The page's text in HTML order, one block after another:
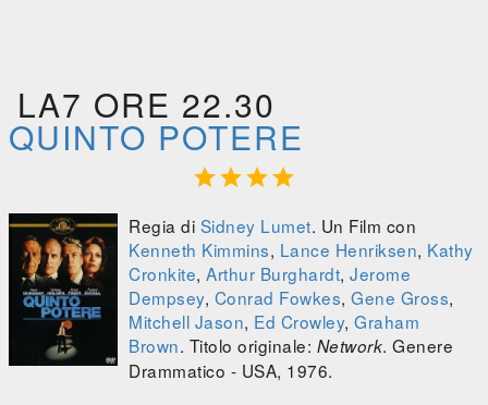
LA7 ORE 22.30
QUINTO POTERE

Regia di Sidney Lumet. Un Film con
Kenneth Kimmins, Lance Henriksen, Kathy
Cronkite, Arthur Burghardt, Jerome
Dempsey, Conrad Fowkes, Gene Gross,
Mitchell Jason, Ed Crowley, Graham
Brown. Titolo originale: Network. Genere
Drammatico - USA, 1976.